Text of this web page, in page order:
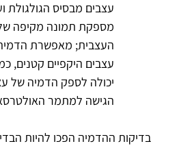
עצבים מבסיס הגולגולת
מספקת תמונה מקיפה
העצבית; מאפשרת
עצבים היקפיים קטנים,
יכולה לספק הדמיה של
הגישה למתמר
בדיקות ההדמיה הפכו להיות